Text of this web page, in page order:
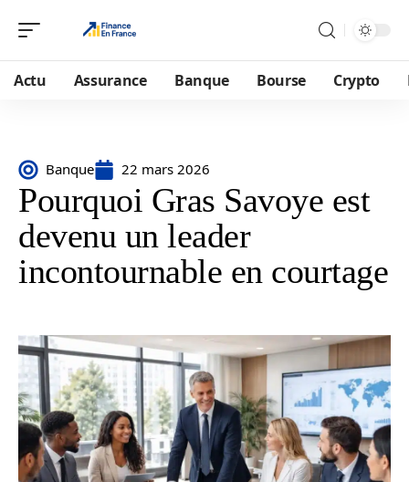
Actu Assurance Banque Bourse Crypto
Banque 22 mars 2026
Pourquoi Gras Savoye est
devenu un leader
incontournable en courtage